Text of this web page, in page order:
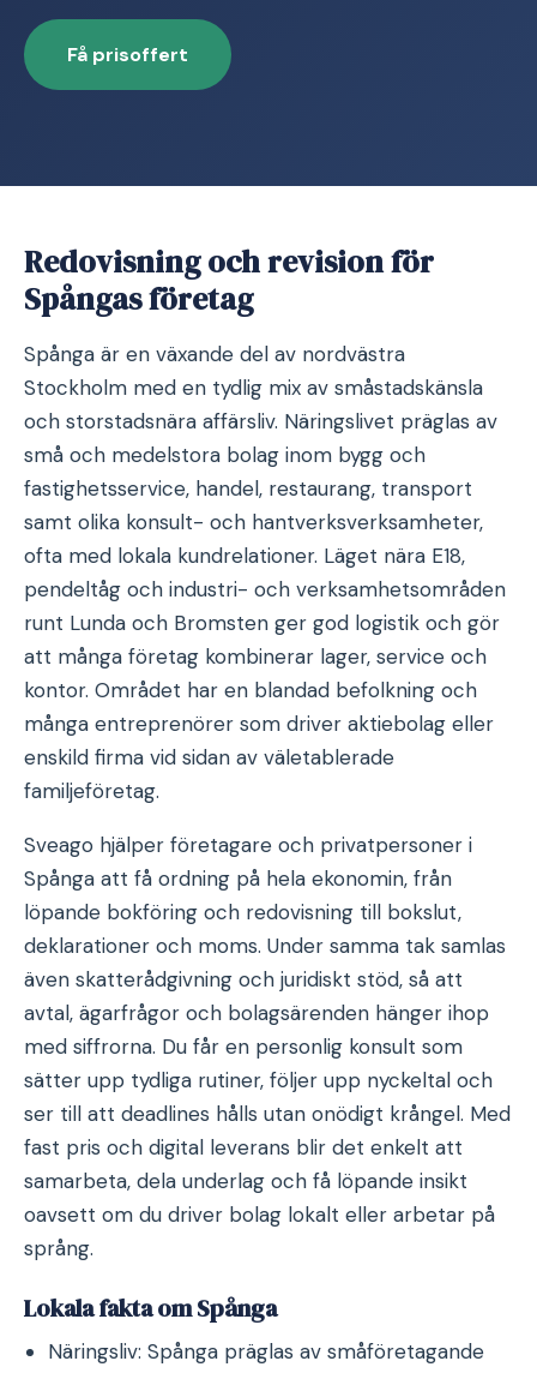
Få prisoffert
Redovisning och revision för
Spångas företag
Spånga är en växande del av nordvästra
Stockholm med en tydlig mix av småstadskänsla
och storstadsnära affärsliv. Näringslivet präglas av
små och medelstora bolag inom bygg och
fastighetsservice, handel, restaurang, transport
samt olika konsult- och hantverksverksamheter,
ofta med lokala kundrelationer. Läget nära E18,
pendeltåg och industri- och verksamhetsområden
runt Lunda och Bromsten ger god logistik och gör
att många företag kombinerar lager, service och
kontor. Området har en blandad befolkning och
många entreprenörer som driver aktiebolag eller
enskild firma vid sidan av väletablerade
familjeföretag.
Sveago hjälper företagare och privatpersoner i
Spånga att få ordning på hela ekonomin, från
löpande bokföring och redovisning till bokslut,
deklarationer och moms. Under samma tak samlas
även skatterådgivning och juridiskt stöd, så att
avtal, ägarfrågor och bolagsärenden hänger ihop
med siffrorna. Du får en personlig konsult som
sätter upp tydliga rutiner, följer upp nyckeltal och
ser till att deadlines hålls utan onödigt krångel. Med
fast pris och digital leverans blir det enkelt att
samarbeta, dela underlag och få löpande insikt
oavsett om du driver bolag lokalt eller arbetar på
språng.
Lokala fakta om Spånga
Näringsliv: Spånga präglas av småföretagande